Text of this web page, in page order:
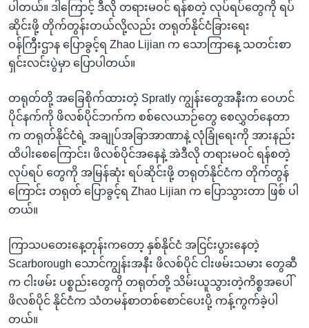
ပါတယ်။ ဒါကြောင့် ဒီလို တရားမဝင် ရန်စတဲ့ လုပ်ရပ်တွေကို ရပ်
ဆိုင်းဖို့ တိုက်တွန်းတယ်လို့လည်း တရုတ်နိုင်ငံခြားရေး
ဝန်ကြီးဌာန ပြောခွင့်ရ Zhao Lijian က သောကြာနေ့ သတင်းစာ
ရှင်းလင်းပွဲမှာ ပြောပါတယ်။
တရုတ်တို့ အခြေစိုက်ထားတဲ့ Spratly ကျွန်းတွေအနီးက ဝေဟင်
ပိုင်နက်ကို ဖိလစ်ပိုင်ဘက်က စစ်လေယာဉ်တွေ စေလွှတ်နေတာ
က တရုတ်နိုင်ငံရဲ့ အချုပ်အခြာအာဏာနဲ့ လုံခြုံရေးကို အားနည်း
ထိပါးစေကြောင်း၊ ဖိလစ်ပိုင်အနေနဲ့ အဲဒီလို တရားမဝင် ရန်စတဲ့
လုပ်ရပ် တွေကို အမြန်ဆုံး ရပ်ဆိုင်းဖို့ တရုတ်နိုင်ငံက တိုက်တွန်
ကြောင်း တရုတ် ပြောခွင့်ရ Zhao Lijian က ပြောသွားတာ ဖြစ် ပါ
တယ်။
ကြာသပတေးနေ့တုန်းကတော့ နှစ်နိုင်ငံ အငြင်းပွားနေတဲ့
Scarborough သောင်ကျွန်းအနီး ဖိလစ်ပိုင် ငါးဖမ်းသမား တွေဆီ
က ငါးဖမ်း ပစ္စည်းတွေကို တရုတ်တို့ သိမ်းယူသွားတဲ့ကိစ္စအပေါ်
ဖိလစ်ပိုင် နိုင်ငံက သံတမန်စာတစ်စောင်ပေးပို့ ကန့်ကွက်ခဲ့ပါ
တယ်။